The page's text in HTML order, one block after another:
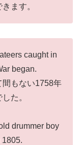
ます。
caught in
began.
もない1758年
た。
drummer boy
1805.